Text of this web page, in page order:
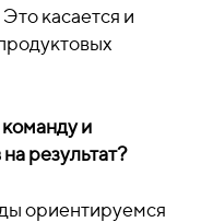
касается и
и
результат?
ориентируемся